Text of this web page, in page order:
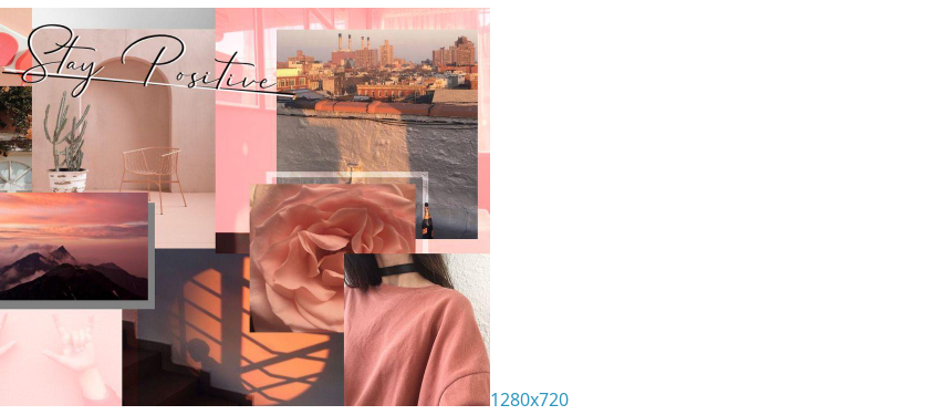
1280x720